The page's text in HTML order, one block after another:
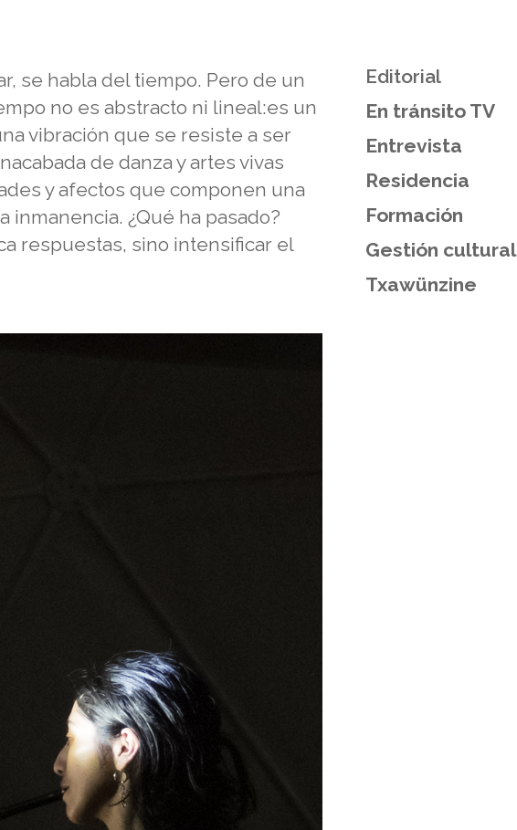
se habla del tiempo. Pero de un
no es abstracto ni lineal:es un
vibración que se resiste a ser
de danza y artes vivas
y afectos que componen una
¿Qué ha pasado?
respuestas, sino intensificar el
Editorial
En tránsito TV
Entrevista
Residencia
Formación
Gestión cultural
Txawünzine